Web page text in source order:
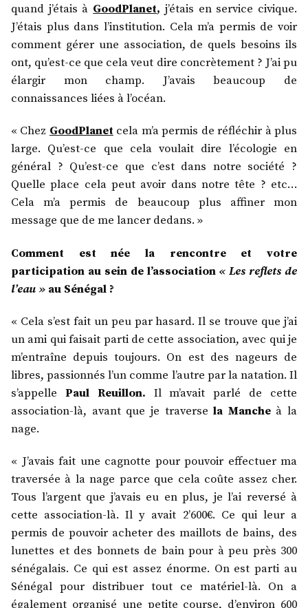
quand j’étais à GoodPlanet, j’étais en service civique.
J’étais plus dans l’institution. Cela m’a permis de voir
comment gérer une association, de quels besoins ils
ont, qu’est-ce que cela veut dire concrètement ? J’ai pu
élargir mon champ. J’avais beaucoup de
connaissances liées à l’océan.
« ChezGoodPlanet cela m’a permis de réfléchir à plus
large. Qu’est-ce que cela voulait dire l’écologie en
général ? Qu’est-ce que c’est dans notre société ?
Quelle place cela peut avoir dans notre tête ? etc…
Cela m’a permis de beaucoup plus affiner mon
message que de me lancer dedans. »
Comment est née la rencontre et votre
participation au sein de l’association « Les reflets de
l’eau » au Sénégal ?
« Cela s’est fait un peu par hasard. Il se trouve que j’ai
un ami qui faisait parti de cette association, avec qui je
m’entraîne depuis toujours. On est des nageurs de
libres, passionnés l’un comme l’autre par la natation. Il
s’appelle Paul Reuillon. Il m’avait parlé de cette
association-là, avant que je traversela Mancheà la
nage.
« J’avais fait une cagnotte pour pouvoir effectuer ma
traversée à la nage parce que cela coûte assez cher.
Tous l’argent que j’avais eu en plus, je l’ai reversé à
cette association-là. Il y avait 2’600€. Ce qui leur a
permis de pouvoir acheter des maillots de bains, des
lunettes et des bonnets de bain pour à peu près 300
sénégalais. Ce qui est assez énorme. On est parti au
Sénégal pour distribuer tout ce matériel-là. On a
également organisé une petite course, d’environ 600